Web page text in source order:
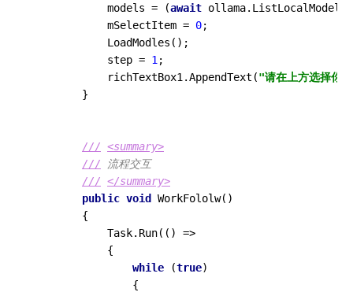
            models = (
await
            mSelectItem =
0;
            LoadModles();
            step =
1 ;
            richTextBox1.AppendText(
"请在上方选择你
        }
/// <summary>
/// 流程交互
/// </summary>
public void WorkFololw()
        {
            Task.Run(() =>
            {
while (true)
                {